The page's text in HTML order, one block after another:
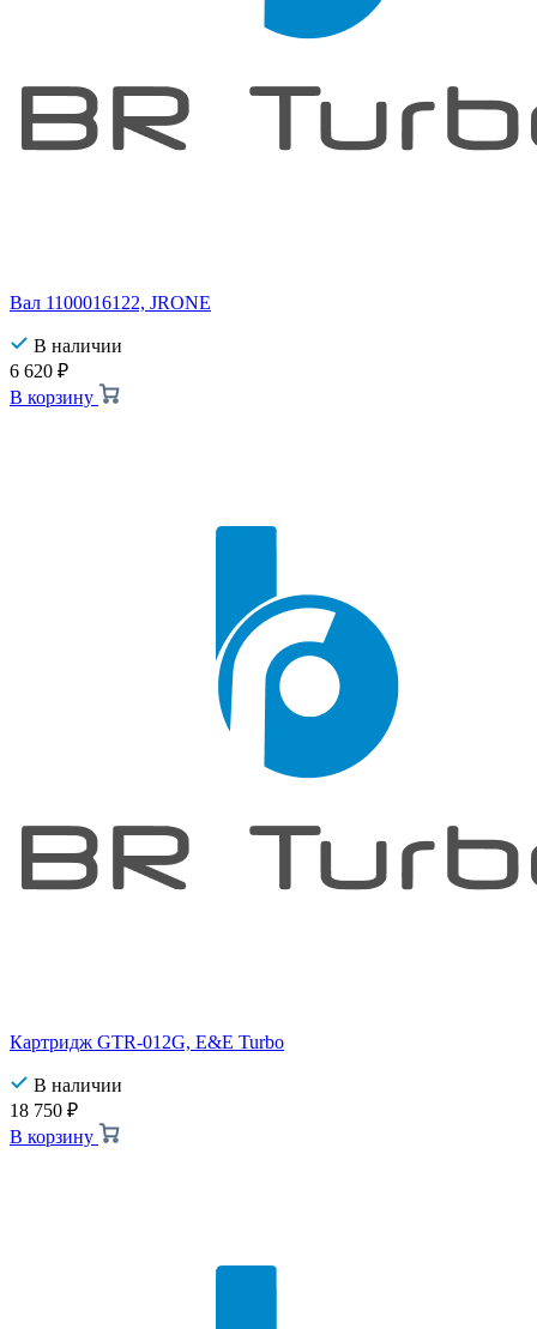
Вал 1100016122, JRONE
В наличии
6 620 ₽
В корзину
Картридж GTR-012G, E&E Turbo
В наличии
18 750 ₽
В корзину